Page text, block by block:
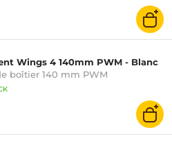
Wings 4 140mm PWM - Blanc
boîtier 140 mm PWM